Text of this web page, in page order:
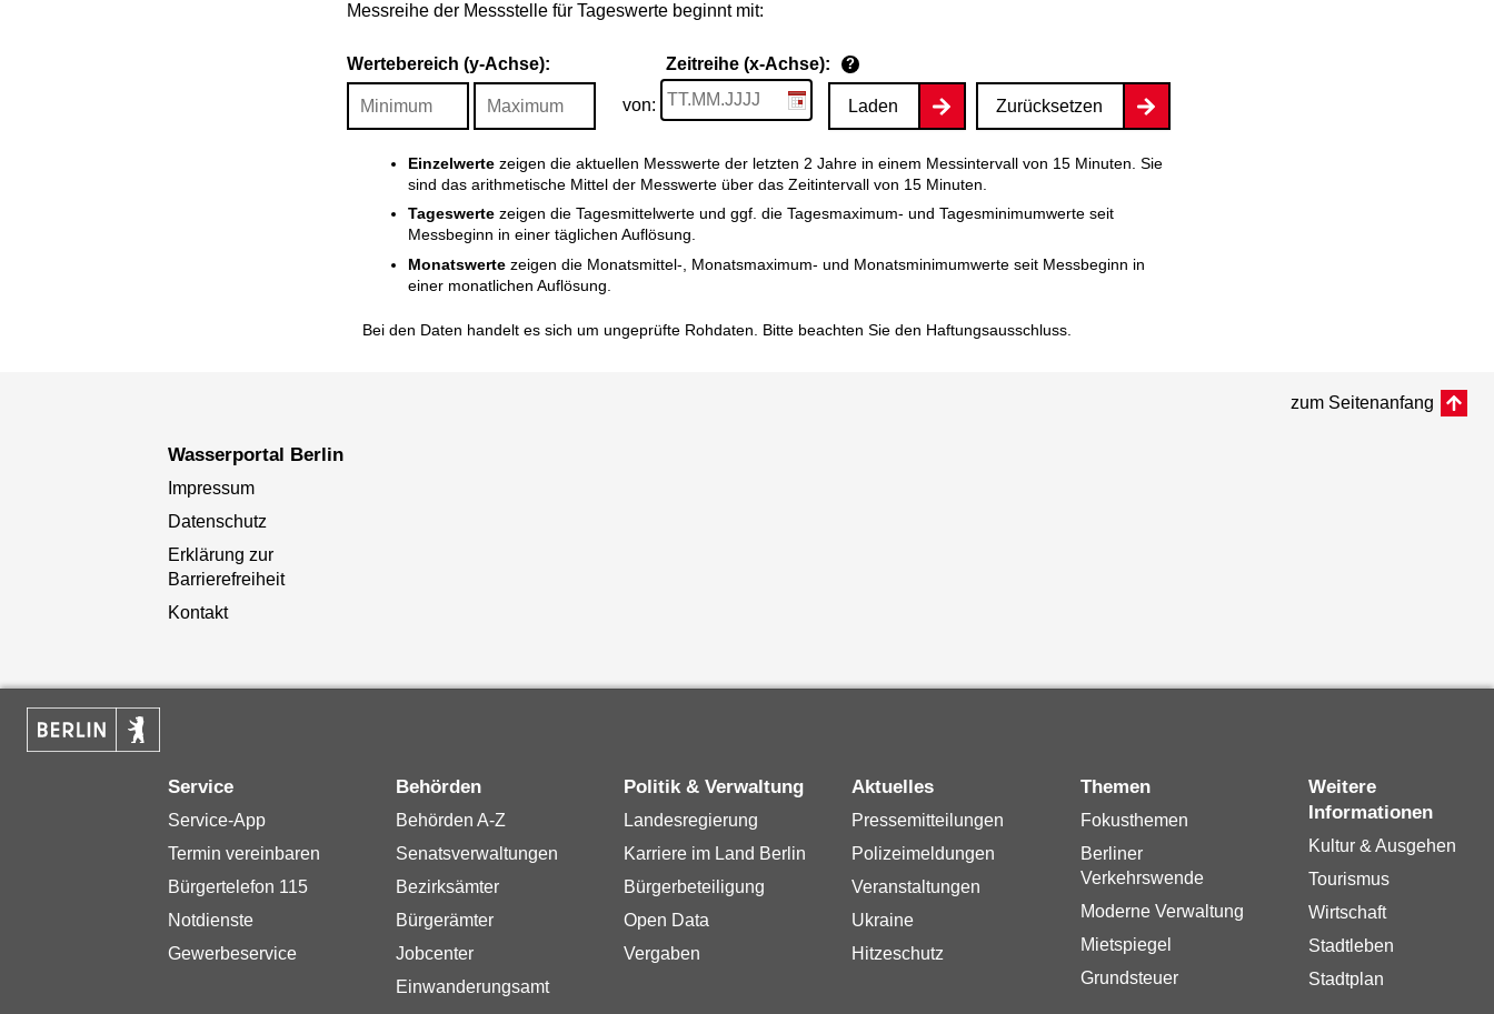
Messreihe der Messstelle für Tageswerte beginnt mit:
Wertebereich (y-Achse): Zeitreihe (x-Achse): ?
von: Laden Zurücksetzen
Einzelwertezeigen die aktuellen Messwerte der letzten 2 Jahre in einem Messintervall von 15 Minuten. Sie
sind das arithmetische Mittel der Messwerte über das Zeitintervall von 15 Minuten.
Tageswertezeigen die Tagesmittelwerte und ggf. die Tagesmaximum- und Tagesminimumwerte seit
Messbeginn in einer täglichen Auflösung.
Monatswertezeigen die Monatsmittel-, Monatsmaximum- und Monatsminimumwerte seit Messbeginn in
einer monatlichen Auflösung.
Bei den Daten handelt es sich um ungeprüfte Rohdaten. Bitte beachten Sie den Haftungsausschluss.
zum Seitenanfang
Wasserportal Berlin
Impressum
Datenschutz
Erklärung zur
Barrierefreiheit
Kontakt
Service
Service-App
Termin vereinbaren
Bürgertelefon 115
Notdienste
Gewerbeservice
Behörden
Behörden A-Z
Senatsverwaltungen
Bezirksämter
Bürgerämter
Jobcenter
Einwanderungsamt
Politik & Verwaltung
Landesregierung
Karriere im Land Berlin
Bürgerbeteiligung
Open Data
Vergaben
Aktuelles
Pressemitteilungen
Polizeimeldungen
Veranstaltungen
Ukraine
Hitzeschutz
Themen
Fokusthemen
Berliner
Verkehrswende
Moderne Verwaltung
Mietspiegel
Grundsteuer
Weitere
Informationen
Kultur & Ausgehen
Tourismus
Wirtschaft
Stadtleben
Stadtplan